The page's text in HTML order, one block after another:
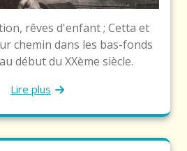
rêves d'enfant ; Cetta et
chemin dans les bas-fonds
début du XXème siècle.
Lire plus